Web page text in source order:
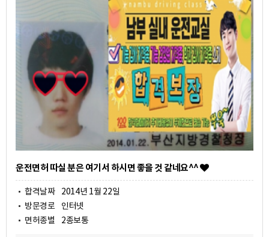
운전면허 따실 분은 여기서 하시면 좋을 것 같네요^^
합격날짜 2014년 1월 22일
방문경로 인터넷
면허종별 2종보통